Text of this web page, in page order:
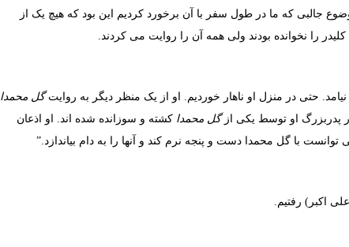
جالبی که ما در طول سفر با آن برخورد کردیم این بود که هیچ یک از
را نخوانده بودند ولی همه آن را روایت می کردند.
نیامد. حتی در منزل او ناهار خوردیم. او از یک منظر دیگر به روایتگل محمدا
پدربزرگ او توسط یکی ازگل محمدا کشته و سوزانده شده اند. او اذعان
با گل محمدا دست و پنجه نرم کند و آنها را به دام بیاندازد.”
اکبر) رفتیم.